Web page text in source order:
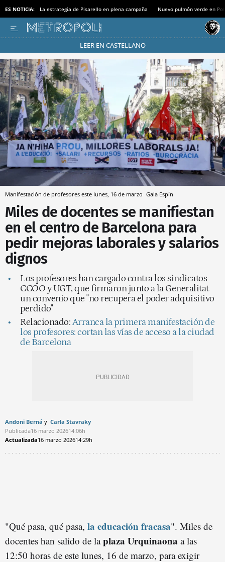
ES NOTICIA: La estrategia de Pisarello en plena campaña Nuevo pulmón verde en
LEER EN CASTELLANO
Pásate al MODO AHORRO
Manifestación de profesores este lunes, 16 de marzo Gala Espín
Miles de docentes se manifiestan
en el centro de Barcelona para
pedir mejoras laborales y salarios
dignos
Los profesores han cargado contra los sindicatos
CCOO y UGT, que firmaron junto a la Generalitat
un convenio que "no recupera el poder adquisitivo
perdido"
Relacionado:Arranca la primera manifestación de
los profesores: cortan las vías de acceso a la ciudad
de Barcelona
Andoni Berná
Carla Stavraky
Publicada16 marzo 202614:06h
Actualizada16 marzo 202614:29h
"Qué pasa, qué pasa, la educación fracasa". Miles de
docentes han salido de laplaza Urquinaona a las
12:50 horas de este lunes, 16 de marzo, para exigir